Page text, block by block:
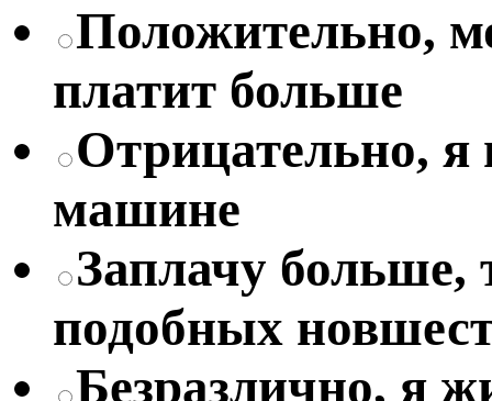
Положительно,
платит больше
Отрицательно,
машине
Заплачу больше,
подобных
Безразлично, я